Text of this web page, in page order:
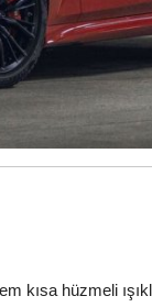
kısa hüzmeli